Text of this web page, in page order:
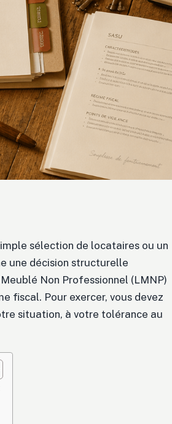
sélection de locataires ou un
une décision structurelle
Non Professionnel (LMNP)
fiscal. Pour exercer, vous devez
situation, à votre tolérance au